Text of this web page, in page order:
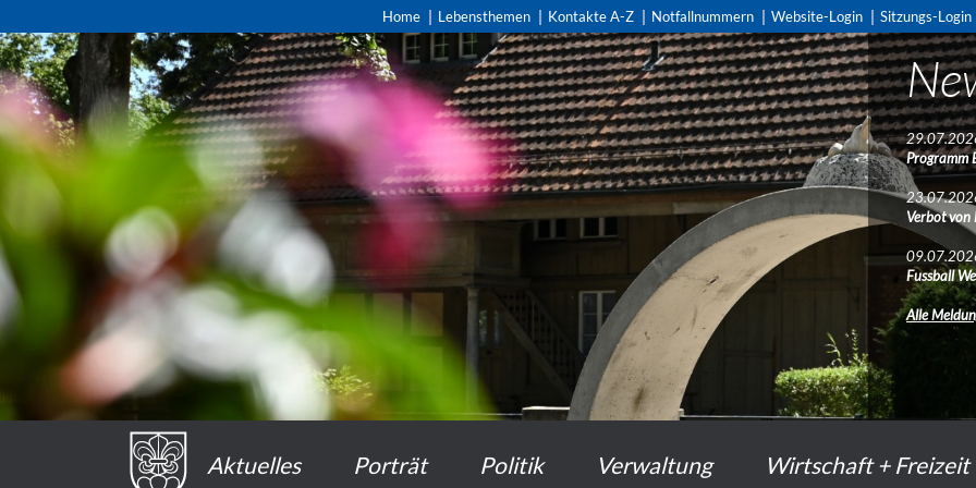
Home Lebensthemen Kontakte A-Z Notfallnummern Website-Login Sitzungs-Login
Programm
Verbot von
Fussball
Alle
Programm
Verbot von
Fussball
Alle
Aktuelles Porträt Politik Verwaltung Wirtschaft + Freizeit